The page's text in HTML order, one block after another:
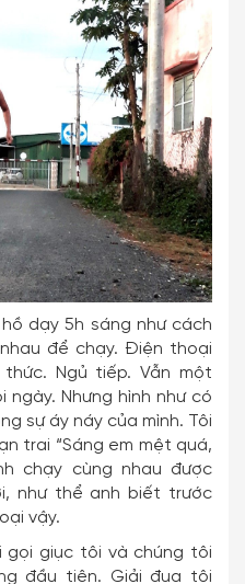
dạy 5h sáng như cách
để chạy. Điện thoại
Ngủ tiếp. Vẫn một
Nhưng hình như có
sự áy náy của mình. Tôi
trai “Sáng em mệt quá,
chạy cùng nhau được
như thể anh biết trước
vậy.
gọi giục tôi và chúng tôi
đầu tiên. Giải đua tôi